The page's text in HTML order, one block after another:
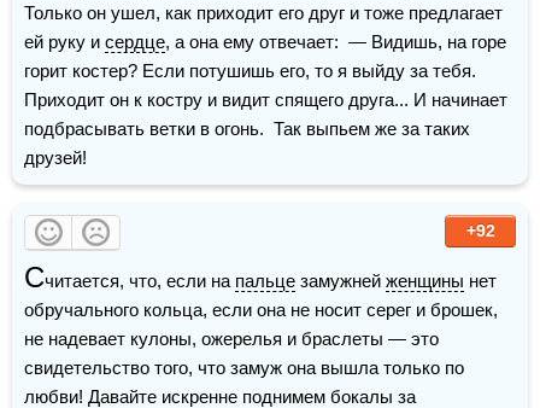
Только он ушел, как приходит его друг и тоже предлагает
ей руку и сердце, а она ему отвечает:  — Видишь, на горе
горит костер? Если потушишь его, то я выйду за тебя.
Приходит он к костру и видит спящего друга... И начинает
подбрасывать ветки в огонь.  Так выпьем же за таких
друзей!
+92
Считается, что, если на пальце замужней женщины нет
обручального кольца, если она не носит серег и брошек,
не надевает кулоны, ожерелья и браслеты — это
свидетельство того, что замуж она вышла только по
любви! Давайте искренне поднимем бокалы за